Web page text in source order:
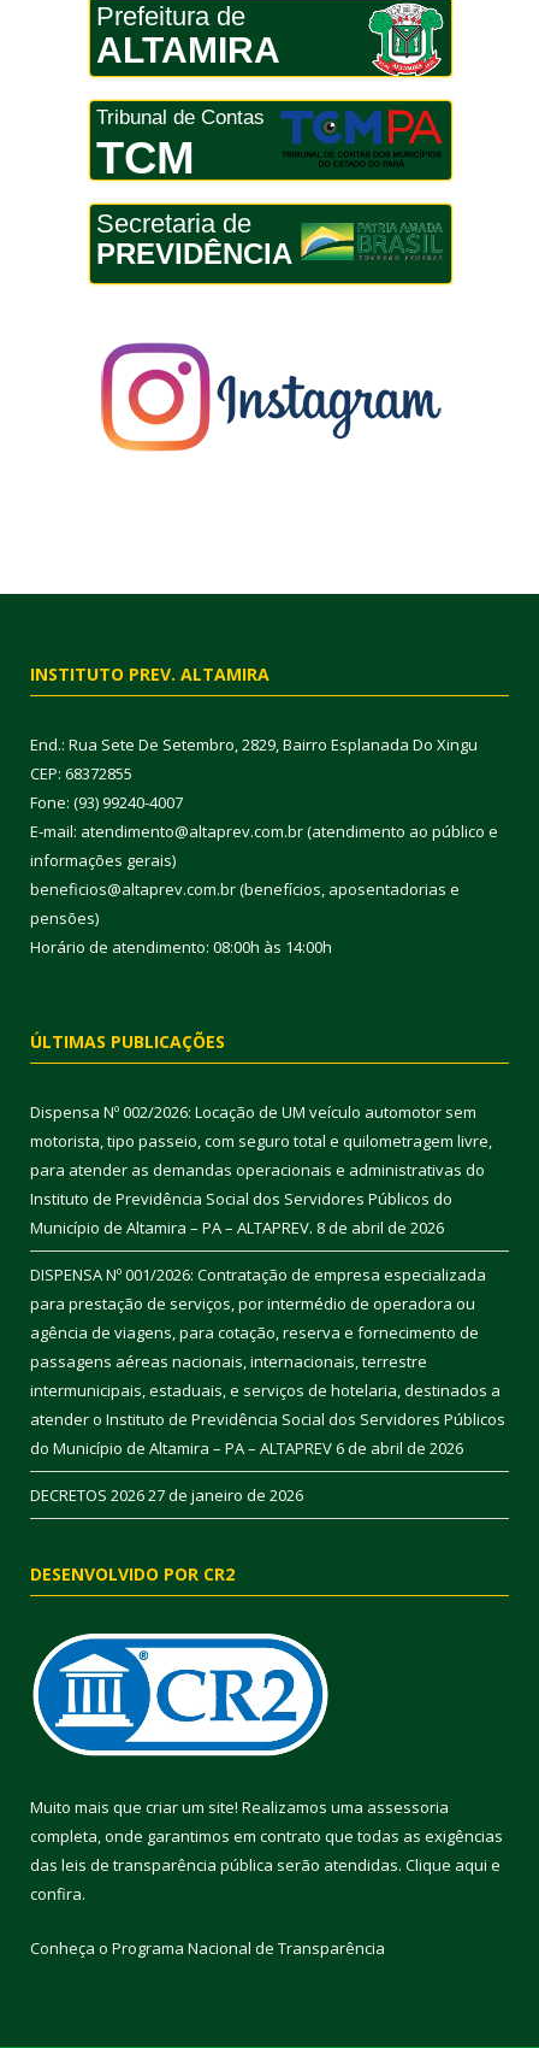
Prefeitura de
ALTAMIRA
Tribunal de Contas
TCM
Secretaria de
PREVIDÊNCIA
INSTITUTO PREV. ALTAMIRA
End.: Rua Sete De Setembro, 2829, Bairro Esplanada Do Xingu
CEP: 68372855
Fone: (93) 99240-4007
E-mail: atendimento@altaprev.com.br (atendimento ao público e
informações gerais)
beneficios@altaprev.com.br (benefícios, aposentadorias e
pensões)
Horário de atendimento: 08:00h às 14:00h
ÚLTIMAS PUBLICAÇÕES
Dispensa Nº 002/2026: Locação de UM veículo automotor sem
motorista, tipo passeio, com seguro total e quilometragem livre,
para atender as demandas operacionais e administrativas do
Instituto de Previdência Social dos Servidores Públicos do
Município de Altamira – PA – ALTAPREV. 8 de abril de 2026
DISPENSA Nº 001/2026: Contratação de empresa especializada
para prestação de serviços, por intermédio de operadora ou
agência de viagens, para cotação, reserva e fornecimento de
passagens aéreas nacionais, internacionais, terrestre
intermunicipais, estaduais, e serviços de hotelaria, destinados a
atender o Instituto de Previdência Social dos Servidores Públicos
do Município de Altamira – PA – ALTAPREV6 de abril de 2026
DECRETOS 202627 de janeiro de 2026
DESENVOLVIDO POR CR2
Muito mais que criar um site! Realizamos uma assessoria
completa, onde garantimos em contrato que todas as exigências
das leis de transparência pública serão atendidas. Clique aqui e
confira.
Conheça o Programa Nacional de Transparência